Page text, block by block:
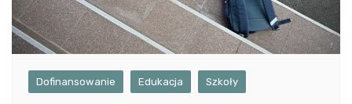
Dofinansowanie Edukacja Szkoły